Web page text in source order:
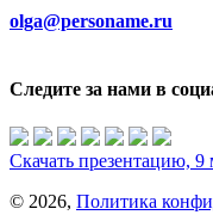
olga@personame.ru
Следите за нами в
Скачать презентацию, 9
© 2026, Политика